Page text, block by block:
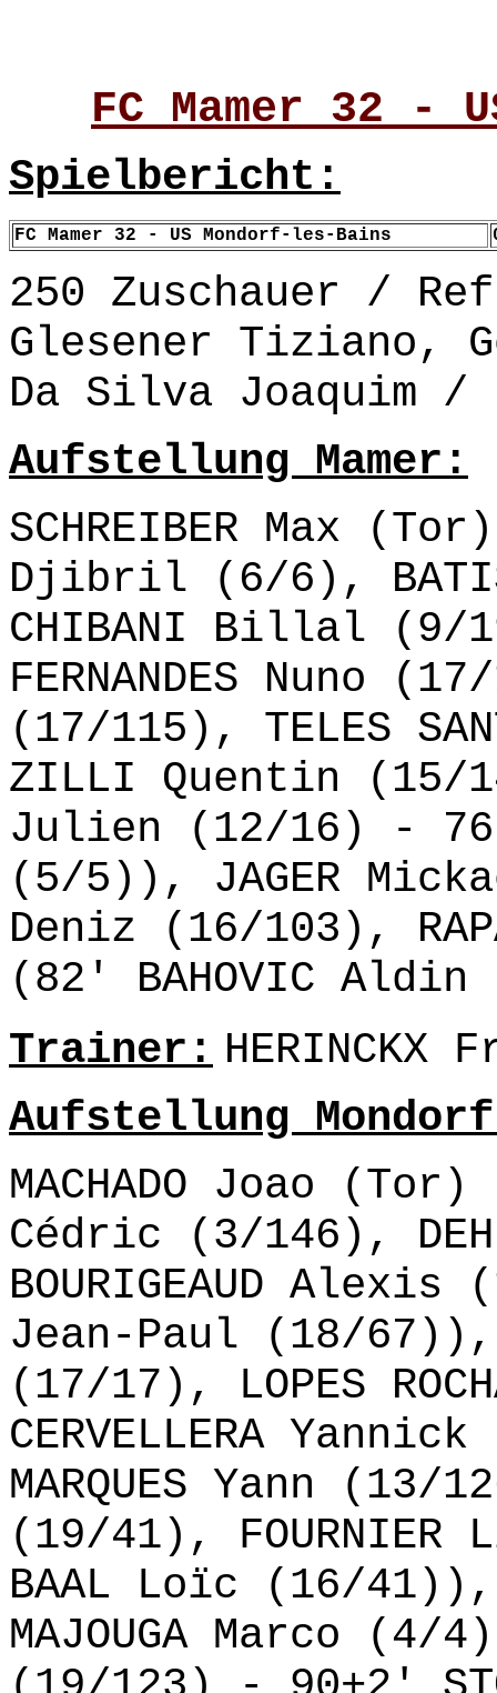
FC Mamer 32 -
Spielbericht:
FC Mamer 32 - US Mondorf-les-Bains
250 Zuschauer /
Glesener Tiziano,
Da Silva Joaquim /
Aufstellung Mamer:
SCHREIBER Max
Djibril (6/6),
CHIBANI Billal (9/
FERNANDES Nuno
(17/115), TELES
ZILLI Quentin (15/
Julien (12/16) - 76'
(5/5)), JAGER
Deniz (16/103),
(82' BAHOVIC
Trainer: HERINCKX
Aufstellung Mondorf
MACHADO Joao
Cédric (3/146),
BOURIGEAUD
Jean-Paul (18/67)),
(17/17), LOPES
CERVELLERA
MARQUES Yann (13/
(19/41),
BAAL Loïc (16/
MAJOUGA Marco